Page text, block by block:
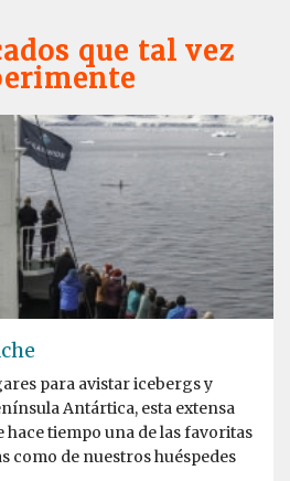
que tal vez
para avistar icebergs y
Antártica, esta extensa
hace tiempo una de las favoritas
como de nuestros huéspedes